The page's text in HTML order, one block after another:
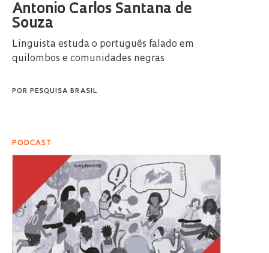
Antonio Carlos Santana de
Souza
Linguista estuda o português falado em
quilombos e comunidades negras
POR PESQUISA BRASIL
PODCAST